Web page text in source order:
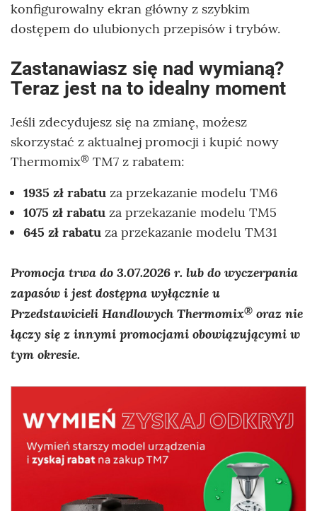
konfigurowalny ekran główny z szybkim
dostępem do ulubionych przepisów i trybów.
Zastanawiasz się nad wymianą?
Teraz jest na to idealny moment
Jeśli zdecydujesz się na zmianę, możesz
skorzystać z aktualnej promocji i kupić nowy
Thermomix® TM7 z rabatem:
1935 zł rabatu za przekazanie modelu TM6
1075 zł rabatu za przekazanie modelu TM5
645 zł rabatu za przekazanie modelu TM31
Promocja trwa do 3.07.2026 r. lub do wyczerpania
zapasów i jest dostępna wyłącznie u
Przedstawicieli Handlowych Thermomix® oraz nie
łączy się z innymi promocjami obowiązującymi w
tym okresie.